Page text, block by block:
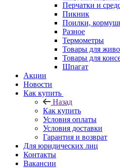
Перчатки и
Пикник
Поилки,
Разное
Термометры
Товары для
Товары для
Шпагат
Акции
Новости
Как купить
Назад
Как купить
Условия оплаты
Условия доставки
Гарантия и возврат
Для юридических лиц
Контакты
Вакансии